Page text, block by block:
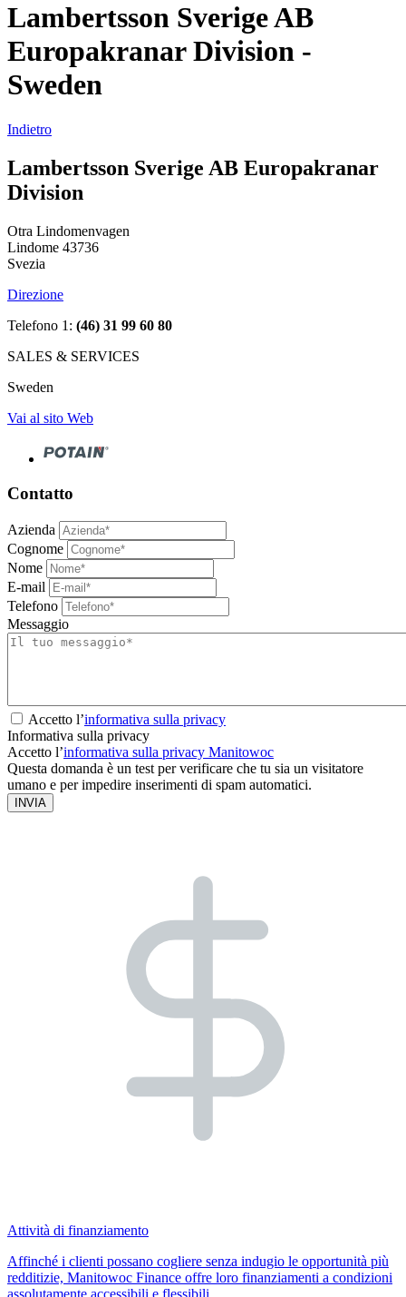
Lambertsson Sverige AB
Europakranar Division -
Sweden
Indietro
Lambertsson Sverige AB Europakranar
Division
Otra Lindomenvagen
Lindome 43736
Svezia
Direzione
Telefono 1: (46) 31 99 60 80
SALES & SERVICES
Sweden
Vai al sito Web
Contatto
Azienda
Cognome
Nome
E-mail
Telefono
Messaggio
Accetto l’informativa sulla privacy
Informativa sulla privacy
Accetto l’informativa sulla privacy Manitowoc
Questa domanda è un test per verificare che tu sia un visitatore
umano e per impedire inserimenti di spam automatici.
Attività di finanziamento
Affinché i clienti possano cogliere senza indugio le opportunità più
redditizie, Manitowoc Finance offre loro finanziamenti a condizioni